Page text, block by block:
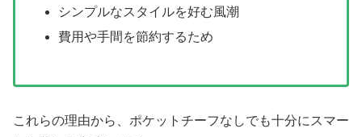
シンプルなスタイルを好む風潮
費用や手間を節約するため
これらの理由から、ポケットチーフなしでも十分にスマー